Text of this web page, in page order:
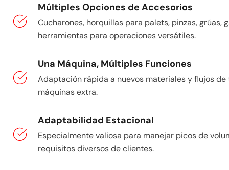
Múltiples Opciones de Accesorios
Cucharones, horquillas para palets, pinzas, grúas,
herramientas para operaciones versátiles.
Una Máquina, Múltiples Funciones
Adaptación rápida a nuevos materiales y flujos
máquinas extra.
Adaptabilidad Estacional
Especialmente valiosa para manejar picos de
requisitos diversos de clientes.